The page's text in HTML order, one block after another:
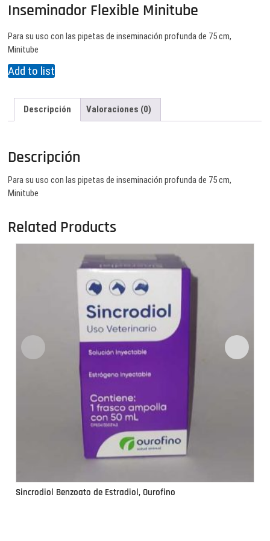
Inseminador Flexible Minitube
Para su uso con las pipetas de inseminación profunda de 75 cm,
Minitube
Add to list
Descripción Valoraciones (0)
Descripción
Para su uso con las pipetas de inseminación profunda de 75 cm,
Minitube
Related Products
Sincrodiol Benzoato de Estradiol, Ourofino